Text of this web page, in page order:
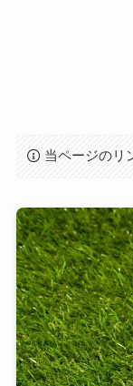
当ページのリ